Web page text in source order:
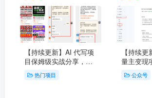
【持续更新】AI 代写项
目保姆级实战分享，轻
松跑通AI 代写项目赛道
热门项目
【持续
量主变现
公众号